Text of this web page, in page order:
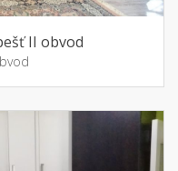
II obvod